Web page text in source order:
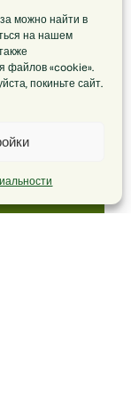
можно найти в
на нашем
файлов «cookie».
покиньте сайт.